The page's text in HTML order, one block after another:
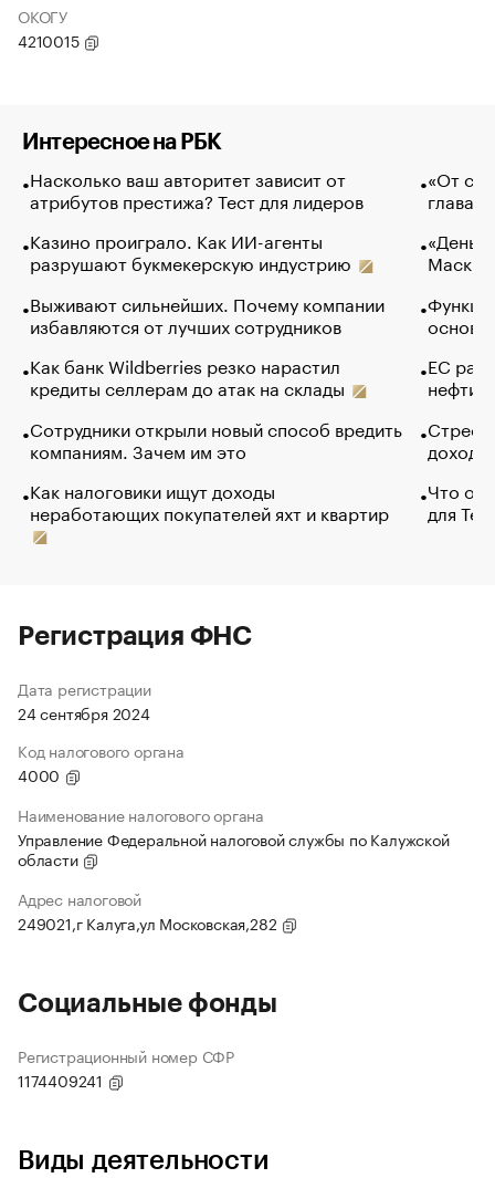
ОКОГУ
4210015
Интересное на РБК
Насколько ваш авторитет зависит от
атрибутов престижа? Тест для лидеров
Казино проиграло. Как ИИ-агенты
разрушают букмекерскую индустрию
Выживают сильнейших. Почему компании
избавляются от лучших сотрудников
Как банк Wildberries резко нарастил
кредиты селлерам до атак на склады
Сотрудники открыли новый способ вредить
компаниям. Зачем им это
Как налоговики ищут доходы
неработающих покупателей яхт и квартир
«От
глава
Маск в
основ
ЕС
нефти
Что
для
Регистрация ФНС
Дата регистрации
24 сентября 2024
Код налогового органа
4000
Наименование налогового органа
Управление Федеральной налоговой службы по Калужской
области
Адрес налоговой
249021,г Калуга,ул Московская,282
Социальные фонды
Регистрационный номер СФР
1174409241
Виды деятельности